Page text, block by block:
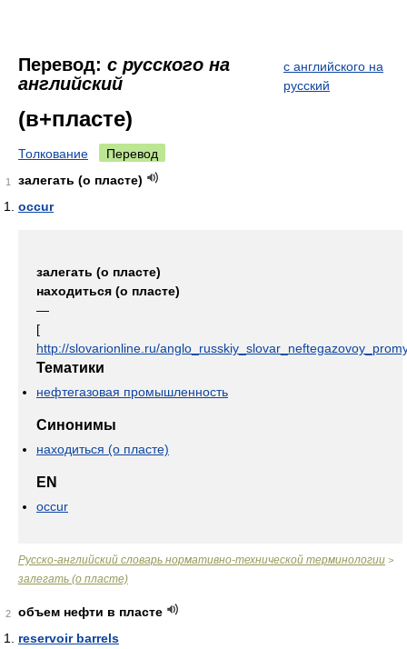
Перевод: с русского на
английский
с английского на
русский
(в+пласте)
Толкование Перевод
1
залегать (о пласте)
occur
залегать (о пласте)
находиться (о пласте)
—
[
http://slovarionline.ru/
Тематики
нефтегазовая промышленность
Синонимы
находиться (о пласте)
EN
occur
Русско-английский словарь нормативно-технической терминологии >
залегать (о пласте)
2
объем нефти в пласте
reservoir barrels